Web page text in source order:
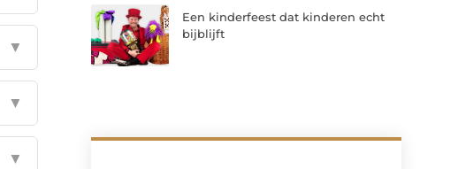
▼
▼
▼
Een kinderfeest dat kinderen echt
bijblijft